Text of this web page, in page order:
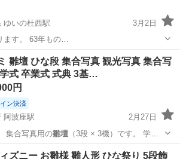
ゆいの杜西駅
3月2日
です。２セットあります。 63年もの…
ゆいの杜西駅 その他 雛壇
雛壇 ひな段 集合写真 観光写真 集合写
式 卒業式 式典 3基…
円
ン決済
阿波座駅
2月27日
ありがとうございます。 集合写真用の雛壇（3段 × 3機）です。 学
座駅 その他 雛壇
ズニー お雛様 雛人形 ひな祭り 5段飾